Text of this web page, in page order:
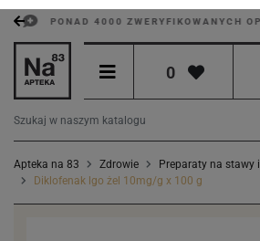
PONAD 4000 ZWERYFIKOWANYCH
0
Apteka na 83 Zdrowie Preparaty na stawy
Diklofenak lgo żel 10mg/g x 100 g